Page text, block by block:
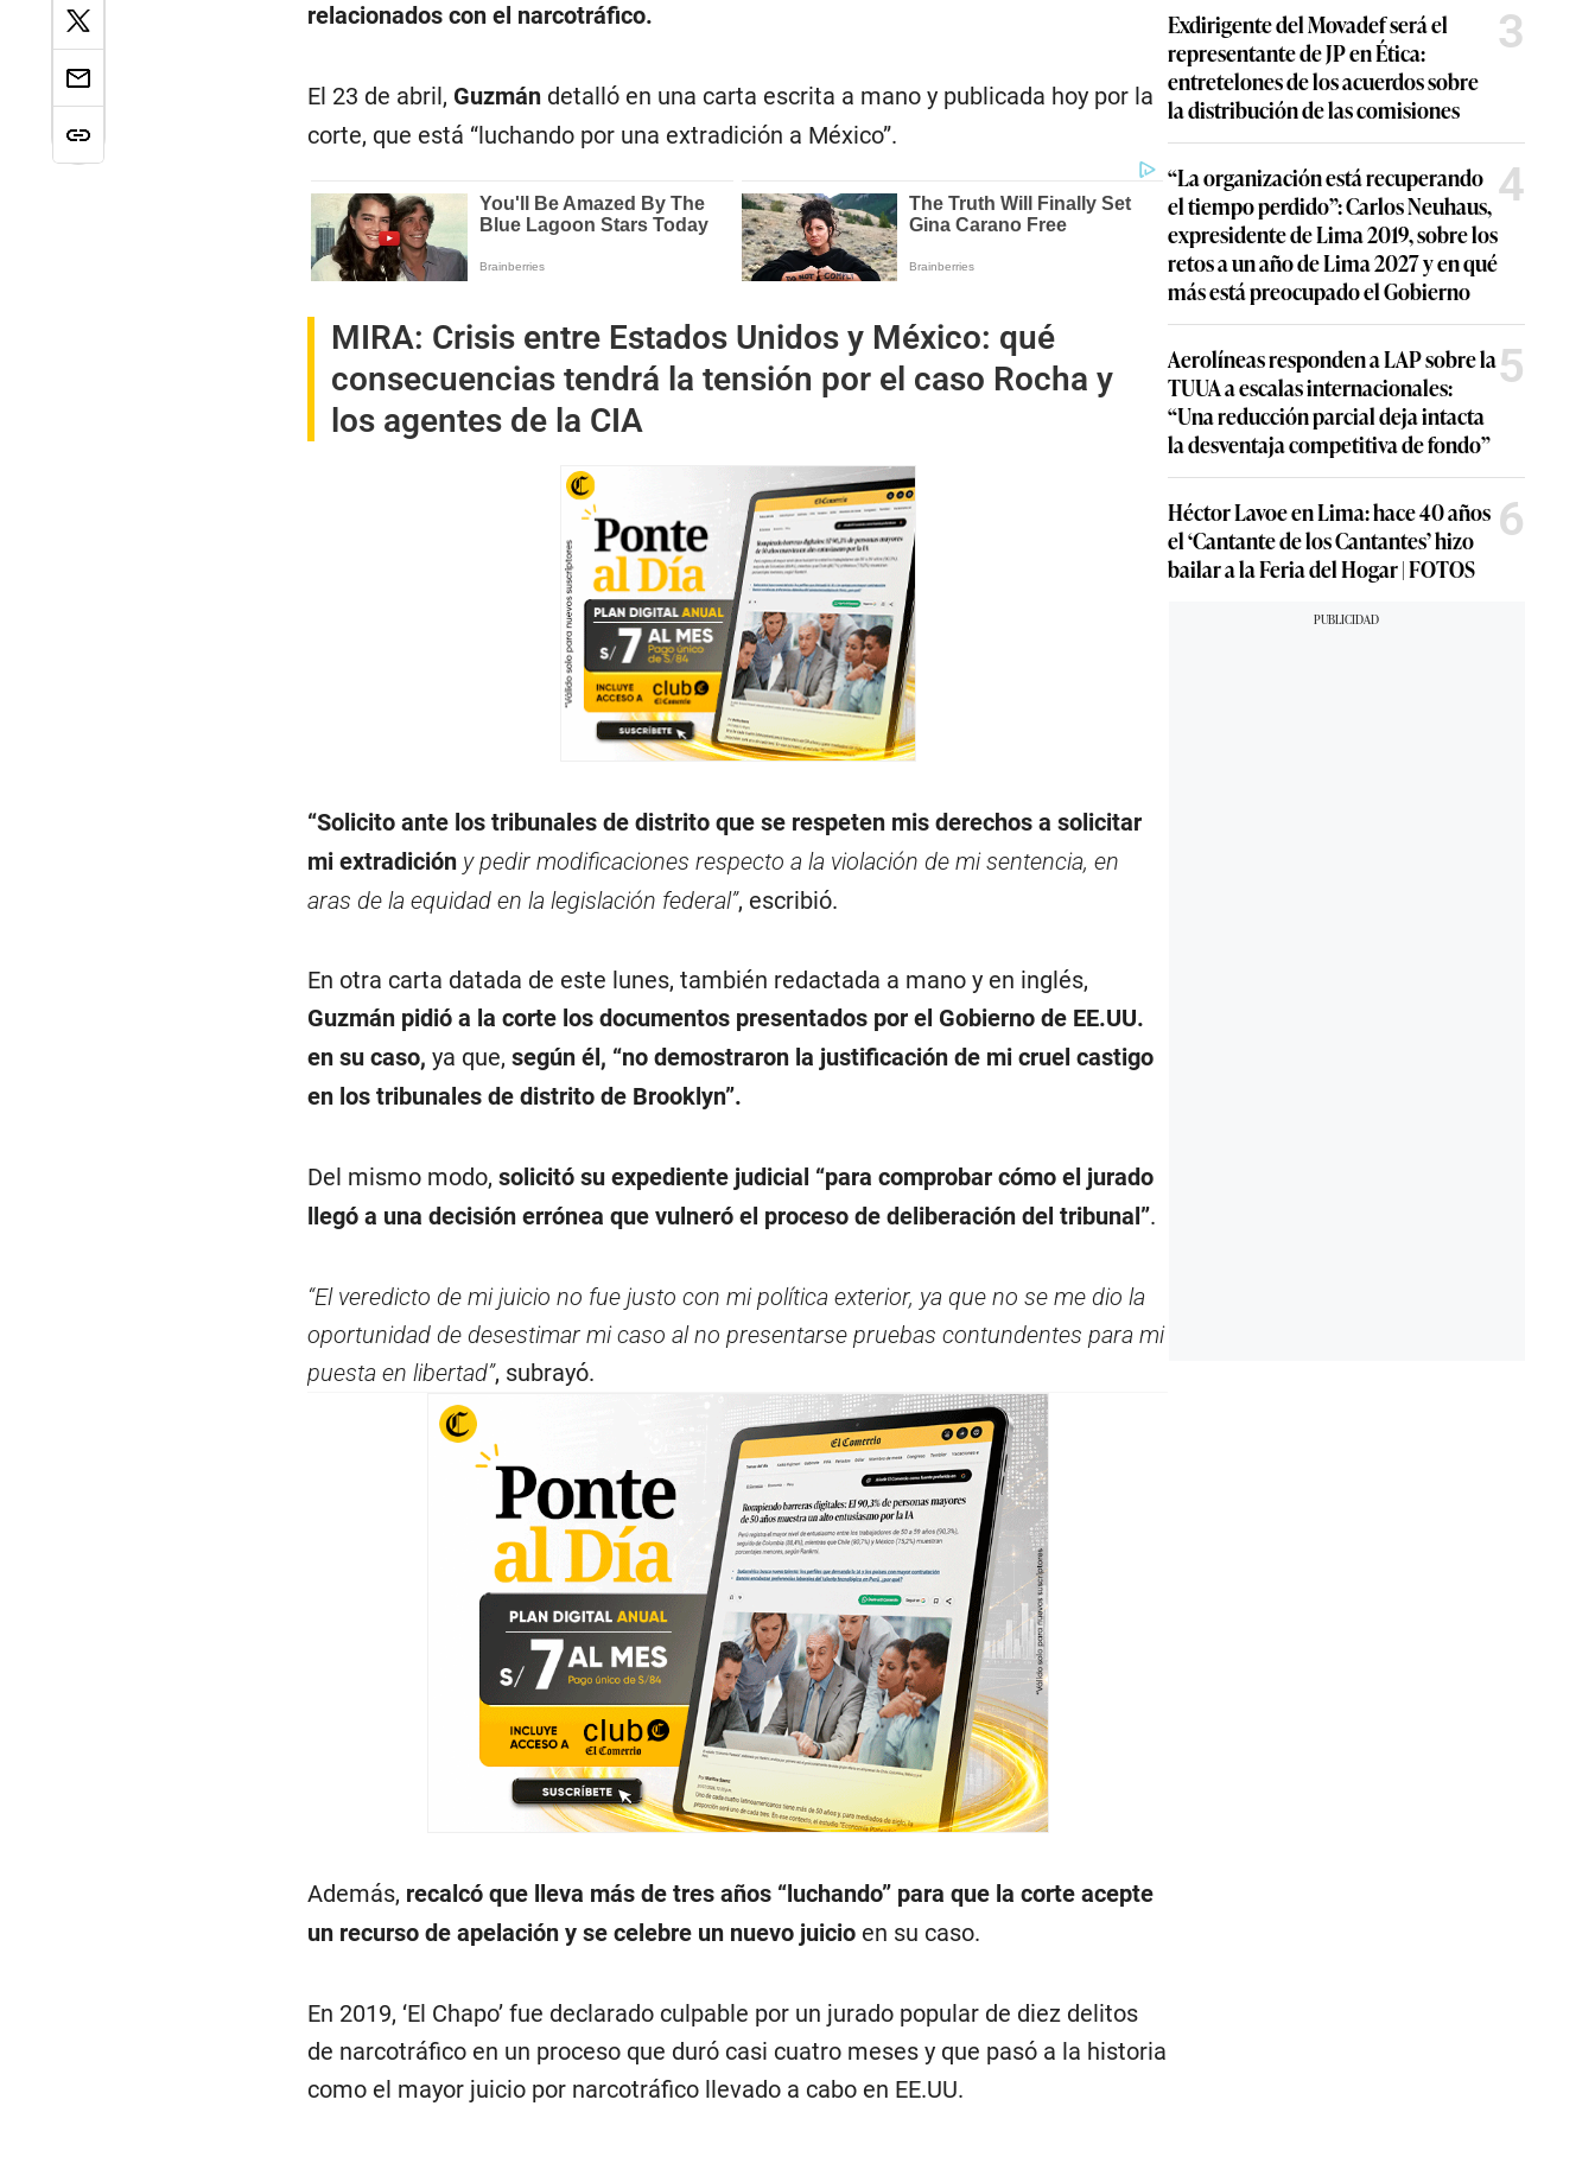
relacionados con el narcotráfico.
El 23 de abril, Guzmán detalló en una carta escrita a mano y publicada hoy por la
corte, que está “luchando por una extradición a México”.
MIRA: Crisis entre Estados Unidos y México: qué
consecuencias tendrá la tensión por el caso Rocha y
los agentes de la CIA
“Solicito ante los tribunales de distrito que se respeten mis derechos a solicitar
mi extradicióny pedir modificaciones respecto a la violación de mi sentencia, en
aras de la equidad en la legislación federal”, escribió.
En otra carta datada de este lunes, también redactada a mano y en inglés,
Guzmán pidió a la corte los documentos presentados por el Gobierno de EE.UU.
en su caso, ya que, según él, “no demostraron la justificación de mi cruel castigo
en los tribunales de distrito de Brooklyn”.
Del mismo modo, solicitó su expediente judicial “para comprobar cómo el jurado
llegó a una decisión errónea que vulneró el proceso de deliberación del tribunal”.
“El veredicto de mi juicio no fue justo con mi política exterior, ya que no se me dio la
oportunidad de desestimar mi caso al no presentarse pruebas contundentes para mi
puesta en libertad”, subrayó.
Además, recalcó que lleva más de tres años “luchando” para que la corte acepte
un recurso de apelación y se celebre un nuevo juicio en su caso.
En 2019, ‘El Chapo’ fue declarado culpable por un jurado popular de diez delitos
de narcotráfico en un proceso que duró casi cuatro meses y que pasó a la historia
como el mayor juicio por narcotráfico llevado a cabo en EE.UU.
Exdirigente del Movadef será el
representante de JP en Ética:
entretelones de los acuerdos sobre
la distribución de las comisiones
3
“La organización está recuperando
el tiempo perdido”: Carlos Neuhaus,
expresidente de Lima 2019, sobre los
retos a un año de Lima 2027 y en qué
más está preocupado el Gobierno
4
Aerolíneas responden a LAP sobre la
TUUA a escalas internacionales:
“Una reducción parcial deja intacta
la desventaja competitiva de fondo”
5
Héctor Lavoe en Lima: hace 40 años
el ‘Cantante de los Cantantes’ hizo
bailar a la Feria del Hogar | FOTOS
6